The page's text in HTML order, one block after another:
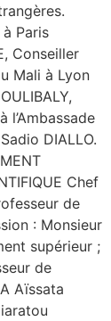
Paris
Conseiller
Mali à Lyon
l’Ambassade
DIALLO.
Chef
de
: Monsieur
supérieur ;
de
Aïssata